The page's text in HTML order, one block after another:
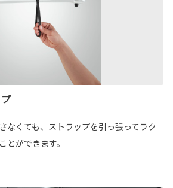
なくても、ストラップを引っ張ってラク
とができます。